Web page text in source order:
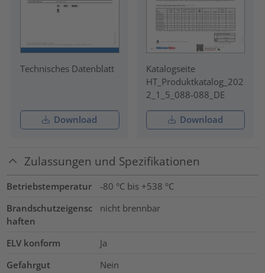
Technisches Datenblatt
Download
Katalogseite
HT_Produktkatalog_202
2_1_5_088-088_DE
Download
Zulassungen und Spezifikationen
Betriebstemperatur
-80 °C bis +538 °C
Brandschutzeigensc
haften
nicht brennbar
ELV konform
Ja
Gefahrgut
Nein